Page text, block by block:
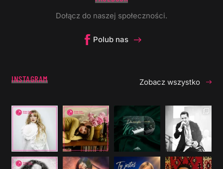
Dołącz do naszej społeczności.
Polub nas
INSTAGRAM Zobacz wszystko